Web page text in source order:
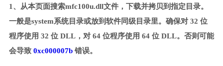
1、从本页面搜索mfc100u.dll文件，下载并拷贝到指定目录。
一般是system系统目录或放到软件同级目录里。确保对 32 位
程序使用 32 位 DLL，对 64 位程序使用 64 位 DLL。否则可能
会导致 0xc000007b错误。